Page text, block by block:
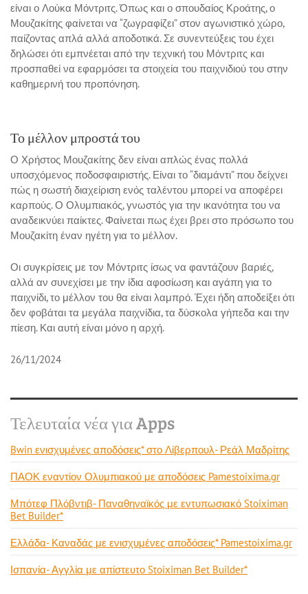
είναι ο Λούκα Μόντριτς. Όπως και ο σπουδαίος Κροάτης, ο
Μουζακίτης φαίνεται να “ζωγραφίζει” στον αγωνιστικό χώρο,
παίζοντας απλά αλλά αποδοτικά. Σε συνεντεύξεις του έχει
δηλώσει ότι εμπνέεται από την τεχνική του Μόντριτς και
προσπαθεί να εφαρμόσει τα στοιχεία του παιχνιδιού του στην
καθημερινή του προπόνηση.
Το μέλλον μπροστά του
Ο Χρήστος Μουζακίτης δεν είναι απλώς ένας πολλά
υποσχόμενος ποδοσφαιριστής. Είναι το “διαμάντι” που δείχνει
πώς η σωστή διαχείριση ενός ταλέντου μπορεί να αποφέρει
καρπούς. Ο Ολυμπιακός, γνωστός για την ικανότητα του να
αναδεικνύει παίκτες. Φαίνεται πως έχει βρει στο πρόσωπο του
Μουζακίτη έναν ηγέτη για το μέλλον.
Οι συγκρίσεις με τον Μόντριτς ίσως να φαντάζουν βαριές,
αλλά αν συνεχίσει με την ίδια αφοσίωση και αγάπη για το
παιχνίδι, το μέλλον του θα είναι λαμπρό. Έχει ήδη αποδείξει ότι
δεν φοβάται τα μεγάλα παιχνίδια, τα δύσκολα γήπεδα και την
πίεση. Και αυτή είναι μόνο η αρχή.
26/11/2024
Τελευταία νέα για Apps
Bwin ενισχυμένες αποδόσεις* στο Λίβερπουλ- Ρεάλ Μαδρίτης
ΠΑΟΚ εναντίον Ολυμπιακού με αποδόσεις Pamestoixima.gr
Μπότεφ Πλόβντιβ- Παναθηναϊκός με εντυπωσιακό Stoiximan
Bet Builder*
Ελλάδα- Καναδάς με ενισχυμένες αποδόσεις* Pamestoixima.gr
Ισπανία- Αγγλία με απίστευτο Stoiximan Bet Builder*